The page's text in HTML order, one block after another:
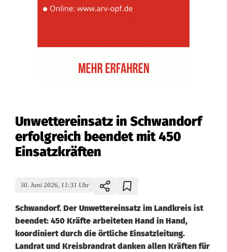
Unwettereinsatz in Schwandorf
erfolgreich beendet mit 450
Einsatzkräften
30. Juni 2026, 11:31 Uhr
Schwandorf. Der Unwettereinsatz im Landkreis ist
beendet: 450 Kräfte arbeiteten Hand in Hand,
koordiniert durch die örtliche Einsatzleitung.
Landrat und Kreisbrandrat danken allen Kräften für